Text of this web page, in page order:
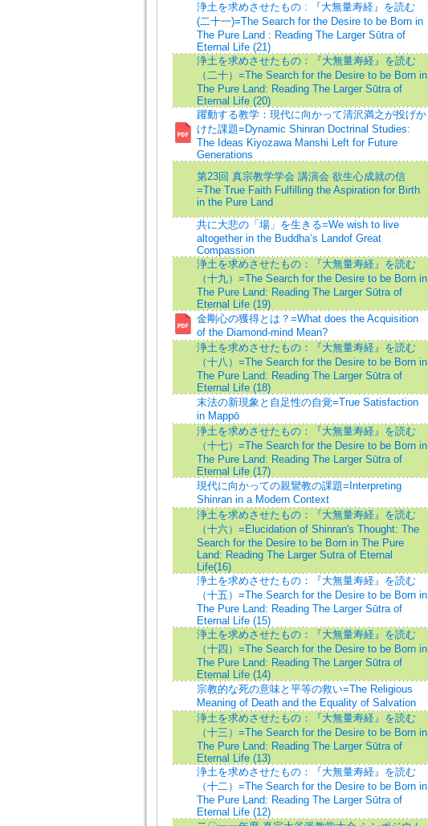
浄土を求めさせたもの : 『大無量寿経』を読む
(二十一)=The Search for the Desire to be Born in
The Pure Land : Reading The Larger Sūtra of
Eternal Life (21)
浄土を求めさせたもの：『大無量寿経』を読む
（二十）=The Search for the Desire to be Born in
The Pure Land: Reading The Larger Sūtra of
Eternal Life (20)
躍動する教学：現代に向かって清沢満之が投げか
けた課題=Dynamic Shinran Doctrinal Studies:
The Ideas Kiyozawa Manshi Left for Future
Generations
第23回 真宗教学学会 講演会 欲生心成就の信
=The True Faith Fulfilling the Aspiration for Birth
in the Pure Land
共に大悲の「場」を生きる=We wish to live
altogether in the Buddha’s Landof Great
Compassion
浄土を求めさせたもの：『大無量寿経』を読む
（十九）=The Search for the Desire to be Born in
The Pure Land: Reading The Larger Sūtra of
Eternal Life (19)
金剛心の獲得とは？=What does the Acquisition
of the Diamond-mind Mean?
浄土を求めさせたもの：『大無量寿経』を読む
（十八）=The Search for the Desire to be Born in
The Pure Land: Reading The Larger Sūtra of
Eternal Life (18)
末法の新現象と自足性の自覚=True Satisfaction
in Mappō
浄土を求めさせたもの：『大無量寿経』を読む
（十七）=The Search for the Desire to be Born in
The Pure Land: Reading The Larger Sūtra of
Eternal Life (17)
現代に向かっての親鸞教の課題=Interpreting
Shinran in a Modern Context
浄土を求めさせたもの：『大無量寿経』を読む
（十六）=Elucidation of Shinran's Thought: The
Search for the Desire to be Born in The Pure
Land: Reading The Larger Sutra of Eternal
Life(16)
浄土を求めさせたもの：『大無量寿経』を読む
（十五）=The Search for the Desire to be Born in
The Pure Land: Reading The Larger Sūtra of
Eternal Life (15)
浄土を求めさせたもの：『大無量寿経』を読む
（十四）=The Search for the Desire to be Born in
The Pure Land: Reading The Larger Sūtra of
Eternal Life (14)
宗教的な死の意味と平等の救い=The Religious
Meaning of Death and the Equality of Salvation
浄土を求めさせたもの：『大無量寿経』を読む
（十三）=The Search for the Desire to be Born in
The Pure Land: Reading The Larger Sūtra of
Eternal Life (13)
浄土を求めさせたもの：『大無量寿経』を読む
（十二）=The Search for the Desire to be Born in
The Pure Land: Reading The Larger Sūtra of
Eternal Life (12)